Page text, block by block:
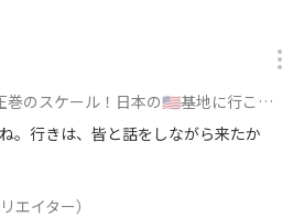
ル！日本の🇺🇸基地に行こう】横田基地日米友好祭 2026【今年で5年連続】に参加
。行きは、皆と話をしながら来たか
リエイター）